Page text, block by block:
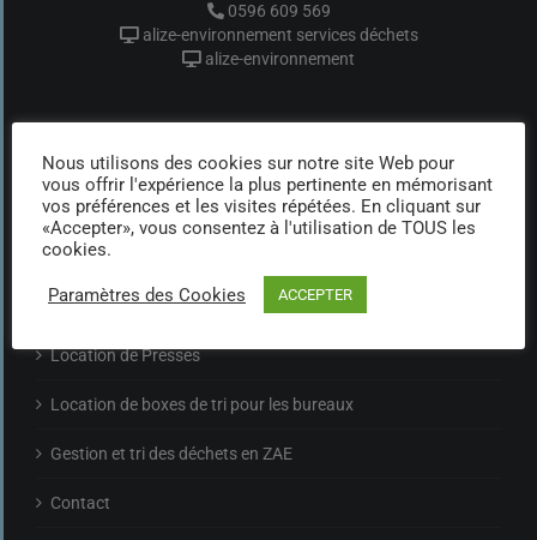
0596 609 569
alize-environnement services déchets
alize-environnement
Location de Bennes
Location de big bag
Location de Bacs
Location de Presses
Location de boxes de tri pour les bureaux
Gestion et tri des déchets en ZAE
Contact
Nous utilisons des cookies sur notre site Web pour
vous offrir l'expérience la plus pertinente en mémorisant
vos préférences et les visites répétées. En cliquant sur
«Accepter», vous consentez à l'utilisation de TOUS les
cookies.
Paramètres des Cookies ACCEPTER